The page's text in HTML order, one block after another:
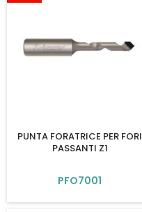
PUNTA FORATRICE PER FORI
PASSANTI Z1
PFO7001